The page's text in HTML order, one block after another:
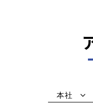
本社